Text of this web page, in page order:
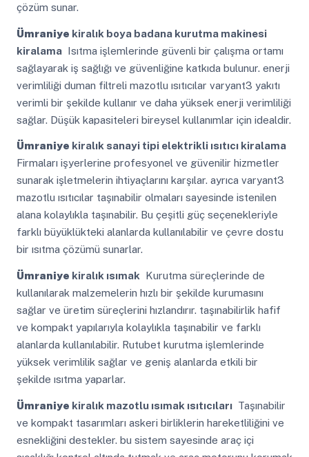
çözüm sunar.
Ümraniye kiralık boya badana kurutma makinesi
kiralamaIsıtma işlemlerinde güvenli bir çalışma ortamı
sağlayarak iş sağlığı ve güvenliğine katkıda bulunur. enerji
verimliliği duman filtreli mazotlu ısıtıcılar varyant3 yakıtı
verimli bir şekilde kullanır ve daha yüksek enerji verimliliği
sağlar. Düşük kapasiteleri bireysel kullanımlar için idealdir.
Ümraniye kiralık sanayi tipi elektrikli ısıtıcı kiralama
Firmaları işyerlerine profesyonel ve güvenilir hizmetler
sunarak işletmelerin ihtiyaçlarını karşılar. ayrıca varyant3
mazotlu ısıtıcılar taşınabilir olmaları sayesinde istenilen
alana kolaylıkla taşınabilir. Bu çeşitli güç seçenekleriyle
farklı büyüklükteki alanlarda kullanılabilir ve çevre dostu
bir ısıtma çözümü sunarlar.
Ümraniye kiralık ısımak Kurutma süreçlerinde de
kullanılarak malzemelerin hızlı bir şekilde kurumasını
sağlar ve üretim süreçlerini hızlandırır. taşınabilirlik hafif
ve kompakt yapılarıyla kolaylıkla taşınabilir ve farklı
alanlarda kullanılabilir. Rutubet kurutma işlemlerinde
yüksek verimlilik sağlar ve geniş alanlarda etkili bir
şekilde ısıtma yaparlar.
Ümraniye kiralık mazotlu ısımak ısıtıcılarıTaşınabilir
ve kompakt tasarımları askeri birliklerin hareketliliğini ve
esnekliğini destekler. bu sistem sayesinde araç içi